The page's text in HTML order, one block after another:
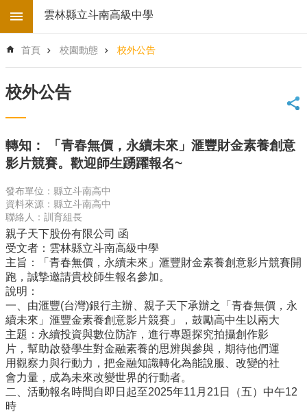
跳到主要內容區塊
階
搜
首
頁
學
校
子
地
圖
後
台
登
入
雲
林
縣
政
府
教
育
處
雲林縣立斗南高級中學
首頁 校園動態 校外公告
校外公告
轉知： 「青春無價，永續未來」滙豐財金素養創意
影片競賽。歡迎師生踴躍報名~
發布單位：縣立斗南高中
資料來源：縣立斗南高中
聯絡人：訓育組長
親子天下股份有限公司 函
受文者：雲林縣立斗南高級中學
主旨：「青春無價，永續未來」滙豐財金素養創意影片競賽開
跑，誠摯邀請貴校師生報名參加。
說明：
一、由滙豐(台灣)銀行主辦、親子天下承辦之「青春無價，永
續未來」滙豐金素養創意影片競賽」，鼓勵高中生以兩大
主題：永續投資與數位防詐，進行專題探究拍攝創作影
片，幫助啟發學生對金融素養的思辨與參與，期待他們運
用觀察力與行動力，把金融知識轉化為能說服、改變的社
會力量，成為未來改變世界的行動者。
二、活動報名時間自即日起至2025年11月21日（五）中午12
時